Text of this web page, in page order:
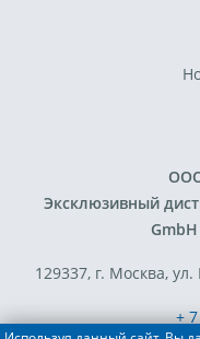
Эксклюзивный
129337, г. Москва,
+